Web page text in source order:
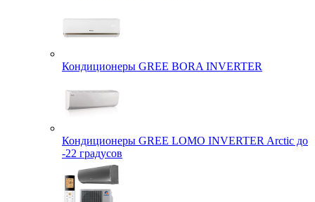
Кондиционеры GREE BORA INVERTER
Кондиционеры GREE LOMO INVERTER Arctic до
-22 градусов